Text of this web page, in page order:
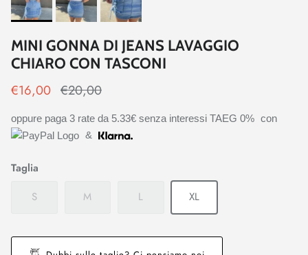
MINI GONNA DI JEANS LAVAGGIO
CHIARO CON TASCONI
€16,00 €20,00
oppure paga 3 rate da 5.33€ senza interessi TAEG 0% con
&
Taglia
S
M L XL